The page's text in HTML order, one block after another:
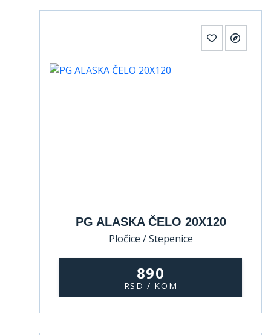
PG ALASKA ČELO 20X120
Pločice / Stepenice
890
RSD / KOM